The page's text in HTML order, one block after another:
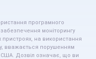
програмного
моніторингу
пристроях, на використання
вважається порушенням
США. Дозвіл означає, що ви